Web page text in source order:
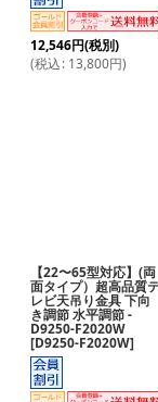
12,546円(税別)
(税込: 13,800円)
【22〜65型対応】(両
面タイプ）超高品質
レビ天吊り金具 下向
き調節 水平調節 -
D9250-F2020W
[D9250-F2020W]